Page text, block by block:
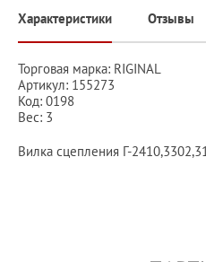
Характеристики Отзывы
Торговая марка: RIGINAL
Артикул: 155273
Код: 0198
Вес: 3
Вилка сцепления Г-